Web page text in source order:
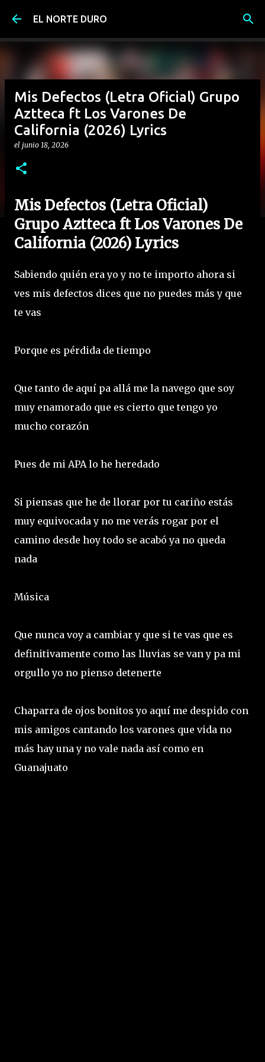
Ir al contenido principal
EL NORTE DURO
Mis Defectos (Letra Oficial) Grupo
Aztteca ft Los Varones De
California (2026) Lyrics
el junio 18, 2026
Mis Defectos (Letra Oficial)
Grupo Aztteca ft Los Varones De
California (2026) Lyrics
Sabiendo quién era yo y no te importo ahora si
ves mis defectos dices que no puedes más y que
te vas
Porque es pérdida de tiempo
Que tanto de aquí pa allá me la navego que soy
muy enamorado que es cierto que tengo yo
mucho corazón
Pues de mi APA lo he heredado
Si piensas que he de llorar por tu cariño estás
muy equivocada y no me verás rogar por el
camino desde hoy todo se acabó ya no queda
nada
Música
Que nunca voy a cambiar y que si te vas que es
definitivamente como las lluvias se van y pa mi
orgullo yo no pienso detenerte
Chaparra de ojos bonitos yo aquí me despido con
mis amigos cantando los varones que vida no
más hay una y no vale nada así como en
Guanajuato